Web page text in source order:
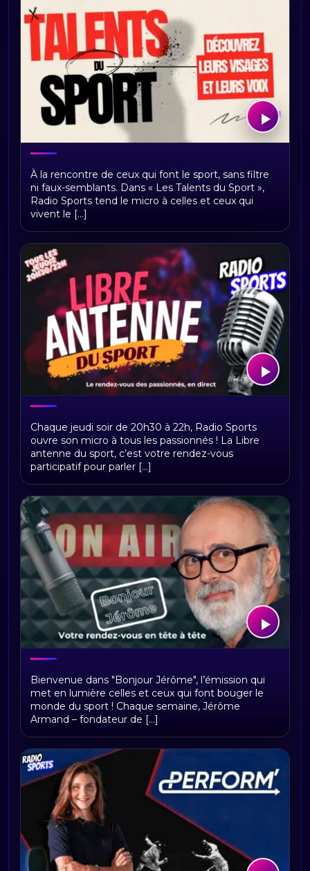
Les talents du sport
À la rencontre de ceux qui font le sport, sans filtre
ni faux-semblants. Dans « Les Talents du Sport »,
Radio Sports tend le micro à celles et ceux qui
vivent le [...]
Libre antenne du sport
Chaque jeudi soir de 20h30 à 22h, Radio Sports
ouvre son micro à tous les passionnés ! La Libre
antenne du sport, c’est votre rendez-vous
participatif pour parler [...]
Bonjour Jerome
Bienvenue dans "Bonjour Jérôme", l’émission qui
met en lumière celles et ceux qui font bouger le
monde du sport ! Chaque semaine, Jérôme
Armand – fondateur de [...]